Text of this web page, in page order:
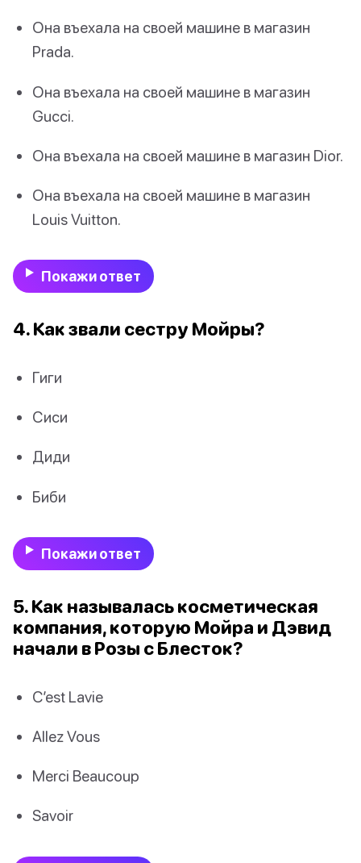
Она въехала на своей машине в магазин
Prada.
Она въехала на своей машине в магазин
Gucci.
Она въехала на своей машине в магазин Dior.
Она въехала на своей машине в магазин
Louis Vuitton.
Покажи ответ
4. Как звали сестру Мойры?
Гиги
Сиси
Диди
Биби
Покажи ответ
5. Как называлась косметическая
компания, которую Мойра и Дэвид
начали в Розы с Блесток?
C’est Lavie
Allez Vous
Merci Beaucoup
Savoir